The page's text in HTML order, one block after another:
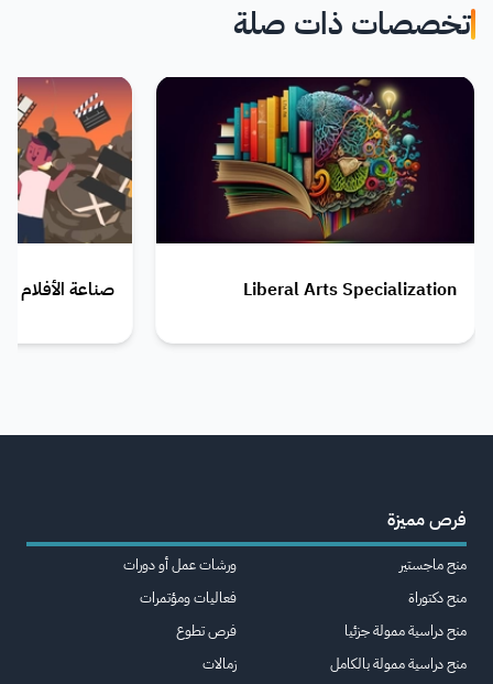
تخصصات ذات صلة
Liberal Arts Specialization صناعة الأفلام - Film Making
فرص مميزة
منح ماجستير
منح دكتوراة
منح دراسية ممولة جزئيا
منح دراسية ممولة بالكامل
ورشات عمل أو دورات
فعاليات ومؤتمرات
فرص تطوع
زمالات